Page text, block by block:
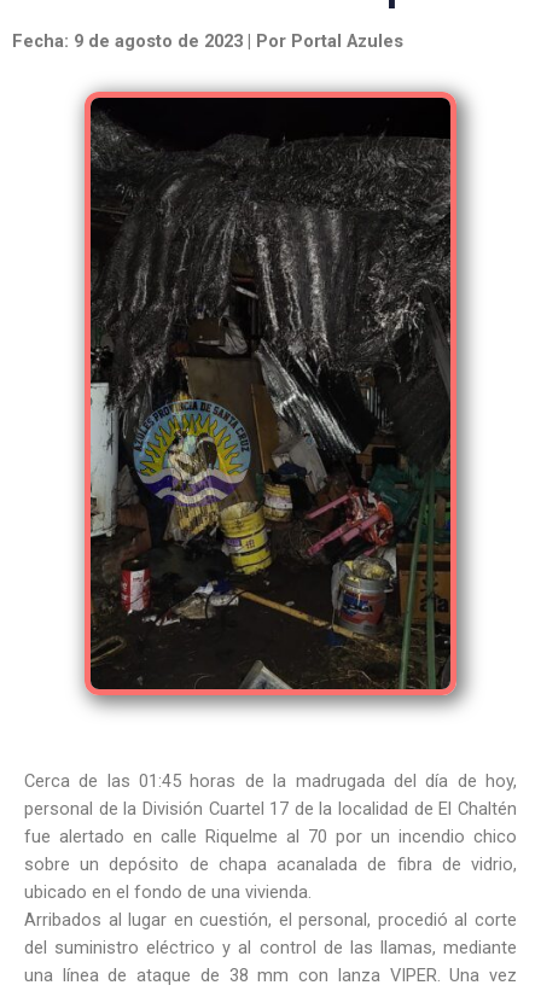
Fecha: 9 de agosto de 2023 | Por Portal Azules
Cerca de las 01:45 horas de la madrugada del día de hoy,
personal de la División Cuartel 17 de la localidad de El Chaltén
fue alertado en calle Riquelme al 70 por un incendio chico
sobre un depósito de chapa acanalada de fibra de vidrio,
ubicado en el fondo de una vivienda.
Arribados al lugar en cuestión, el personal, procedió al corte
del suministro eléctrico y al control de las llamas, mediante
una línea de ataque de 38 mm con lanza VIPER. Una vez